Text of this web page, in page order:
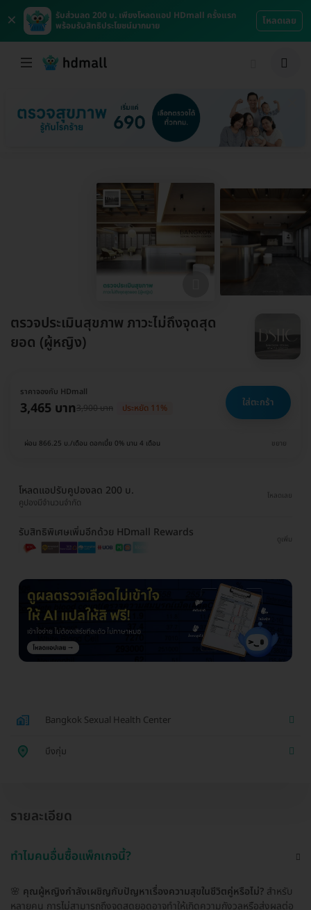
×
รับส่วนลด 200 บ. เพียงโหลดแอป HDmall ครั้งแรก
พร้อมรับสิทธิประโยชน์มากมาย
โหลดเลย
ตรวจประเมินสุขภาพ ภาวะไม่ถึงจุดสุด
ยอด (ผู้หญิง)
ราคาจองกับ HDmall
3,465 บาท3,900 บาท ประหยัด 11% ใส่ตะกร้า
ผ่อน 866.25 บ./เดือน ดอกเบี้ย 0% นาน 4 เดือน ขยาย
โหลดแอปรับคูปองลด 200 บ.
คูปองมีจำนวนจำกัด
โหลดเลย
รับสิทธิพิเศษเพิ่มอีกด้วย HDmall Rewards
ดูเพิ่ม
Bangkok Sexual Health Center
บึงกุ่ม
รายละเอียด
ทำไมคนอื่นซื้อแพ็กเกจนี้?
🌸 คุณผู้หญิงกำลังเผชิญกับปัญหาเรื่องความสุขในชีวิตคู่หรือไม่? สำหรับ
หลายคน การไม่สามารถถึงจุดสุดยอดอาจทำให้เกิดความกังวลหรือส่งผลต่อ